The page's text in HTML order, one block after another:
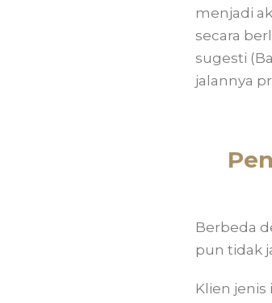
menjadi
secara
sugesti
jalannya
Berbeda
pun tidak
Klien jenis